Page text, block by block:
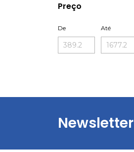
Preço
De Até
Newsletter